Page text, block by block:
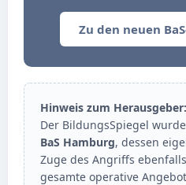
Zu den neuen
Hinweis zum Herausgeber:
Der BildungsSpiegel
BaS Hamburg, dessen
Zuge des Angriffs
gesamte operative